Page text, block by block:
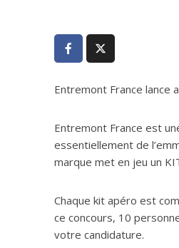
Entremont France lance
Entremont France est
essentiellement de
marque met en jeu un
Chaque kit apéro est
ce concours, 10
votre candidature.